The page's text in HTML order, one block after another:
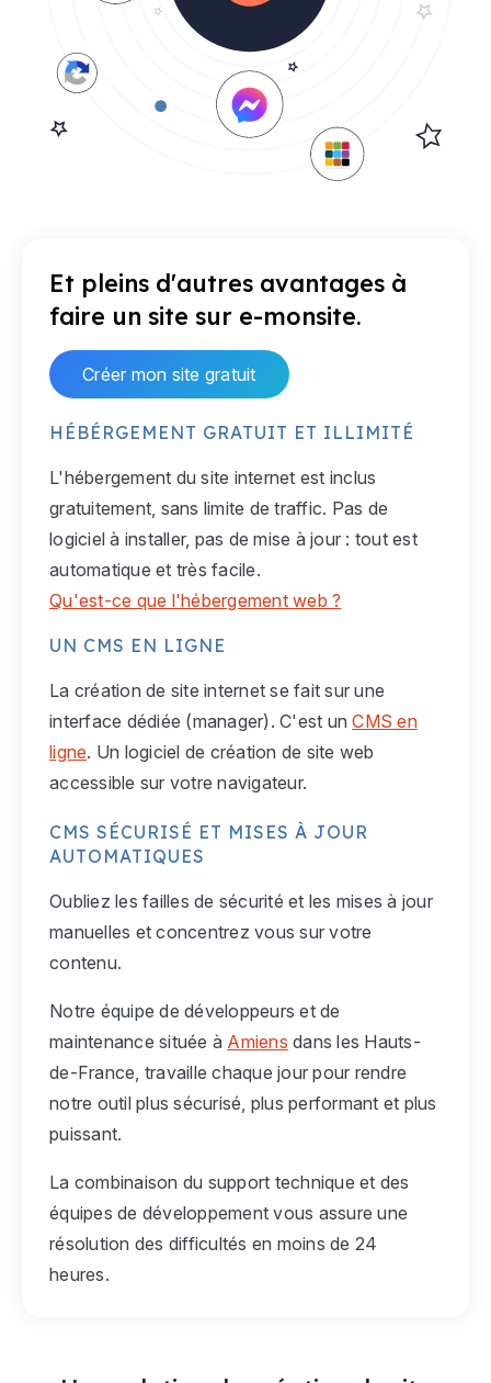
Et pleins d'autres avantages à
faire un site sur e-monsite.
Créer mon site gratuit
HÉBÉRGEMENT GRATUIT ET ILLIMITÉ
L'hébergement du site internet est inclus
gratuitement, sans limite de traffic. Pas de
logiciel à installer, pas de mise à jour : tout est
automatique et très facile.
Qu'est-ce que l'hébergement web ?
UN CMS EN LIGNE
La création de site internet se fait sur une
interface dédiée (manager). C'est unCMS en
ligne. Un logiciel de création de site web
accessible sur votre navigateur.
CMS SÉCURISÉ ET MISES À JOUR
AUTOMATIQUES
Oubliez les failles de sécurité et les mises à jour
manuelles et concentrez vous sur votre
contenu.
Notre équipe de développeurs et de
maintenance située à Amiens dans les Hauts-
de-France, travaille chaque jour pour rendre
notre outil plus sécurisé, plus performant et plus
puissant.
La combinaison du support technique et des
équipes de développement vous assure une
résolution des difficultés en moins de 24
heures.